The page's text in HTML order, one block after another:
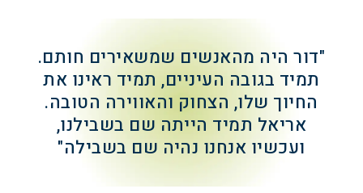
"דור היה מהאנשים שמשאירים חותם.
תמיד בגובה העיניים, תמיד ראינו את
החיוך שלו, הצחוק והאווירה הטובה.
אריאל תמיד הייתה שם בשבילנו,
ועכשיו אנחנו נהיה שם בשבילה"